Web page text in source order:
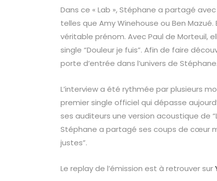
Dans ce « Lab », Stéphane a partagé
telles que Amy Winehouse ou Ben Mazué.
véritable prénom. Avec Paul de Morteuil,
single “Douleur je fuis”. Afin de faire
porte d’entrée dans l’univers de
L’interview a été rythmée par plusieurs
premier single officiel qui dépasse
ses auditeurs une version acoustique de
Stéphane a partagé ses coups de cœur
justes”.
Le replay de l’émission est à retrouver sur